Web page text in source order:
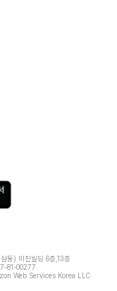
동) 미진빌딩 6층,13층
81-00277
Web Services Korea LLC